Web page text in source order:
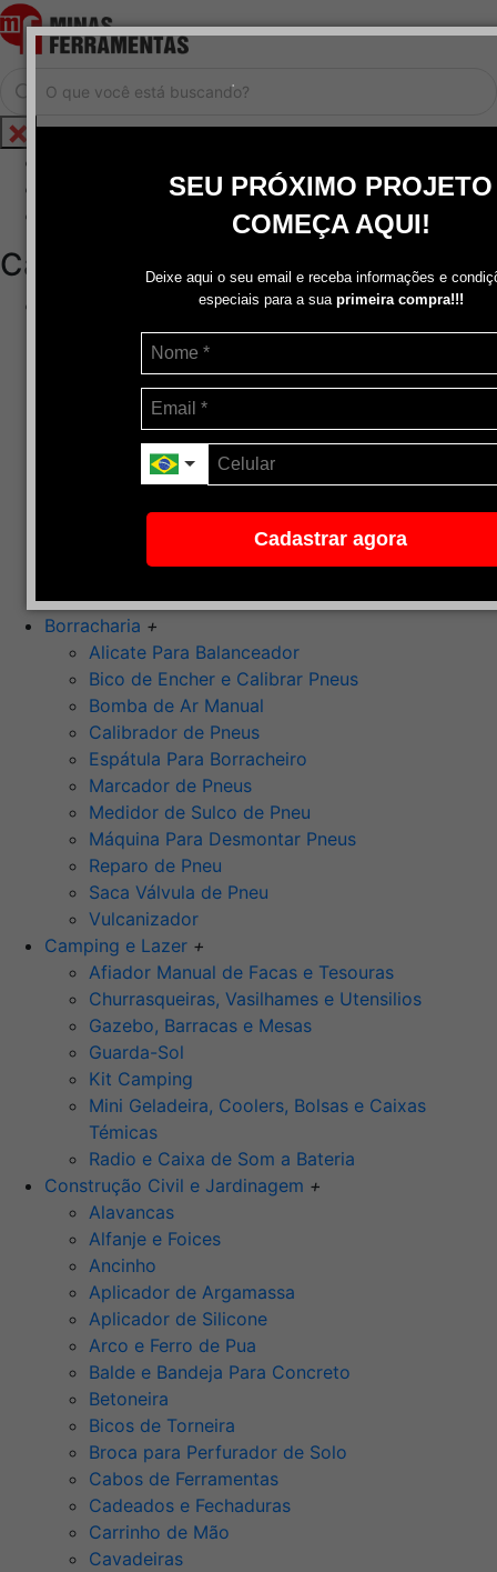
.
SEU PRÓXIMO PROJETO
COMEÇA AQUI!
Deixe aqui o seu email e receba informações e
especiais para a sua primeira compra!!!
Cadastrar agora
Cadastrar / Logar
Central de Atendimento
Categorias
Disco de Corte
Disco de Corte e Desbaste-Dupla Aplicação
Disco de Desbaste
Escovas de Aço
Escovas de Latão
Pasta Para Assentar Válvula
Pedra de Afiar
Ponta Montada (Oxido de Alumínio)
Rebolos
Borracharia +
Alicate Para Balanceador
Bico de Encher e Calibrar Pneus
Bomba de Ar Manual
Calibrador de Pneus
Espátula Para Borracheiro
Marcador de Pneus
Medidor de Sulco de Pneu
Máquina Para Desmontar Pneus
Reparo de Pneu
Saca Válvula de Pneu
Vulcanizador
Camping e Lazer +
Afiador Manual de Facas e Tesouras
Churrasqueiras, Vasilhames e Utensilios
Gazebo, Barracas e Mesas
Guarda-Sol
Kit Camping
Mini Geladeira, Coolers, Bolsas e Caixas
Témicas
Radio e Caixa de Som a Bateria
Construção Civil e Jardinagem +
Alavancas
Alfanje e Foices
Ancinho
Aplicador de Argamassa
Aplicador de Silicone
Arco e Ferro de Pua
Balde e Bandeja Para Concreto
Betoneira
Bicos de Torneira
Broca para Perfurador de Solo
Cabos de Ferramentas
Cadeados e Fechaduras
Carrinho de Mão
Cavadeiras